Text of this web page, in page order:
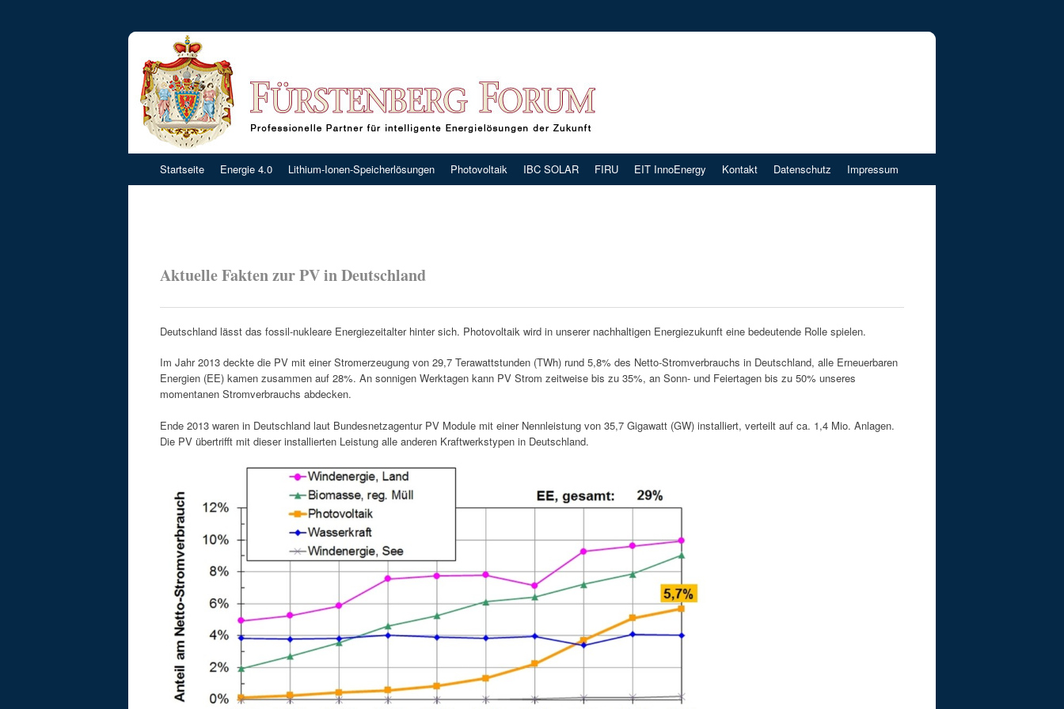
Zum Inhalt springen
Startseite Energie 4.0 Lithium-Ionen-Speicherlösungen Photovoltaik IBC SOLAR FIRU EIT InnoEnergy Kontakt Datenschutz Impressum
Aktuelle Fakten zur PV in Deutschland
Deutschland lässt das fossil-nukleare Energiezeitalter hinter sich. Photovoltaik wird in unserer nachhaltigen Energiezukunft eine bedeutende Rolle spielen.
Im Jahr 2013 deckte die PV mit einer Stromerzeugung von 29,7 Terawattstunden (TWh) rund 5,8% des Netto-Stromverbrauchs in Deutschland, alle Erneuerbaren
Energien (EE) kamen zusammen auf 28%. An sonnigen Werktagen kann PV Strom zeitweise bis zu 35%, an Sonn- und Feiertagen bis zu 50% unseres
momentanen Stromverbrauchs abdecken.
Ende 2013 waren in Deutschland laut Bundesnetzagentur PV Module mit einer Nennleistung von 35,7 Gigawatt (GW) installiert, verteilt auf ca. 1,4 Mio. Anlagen.
Die PV übertrifft mit dieser installierten Leistung alle anderen Kraftwerkstypen in Deutschland.